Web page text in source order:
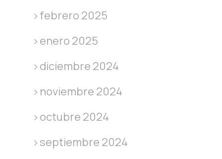
febrero 2025
enero 2025
diciembre 2024
noviembre 2024
octubre 2024
septiembre 2024